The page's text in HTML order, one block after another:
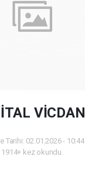
VİCDAN
Tarihi: 02.01.2026 - 10:44
1914+ kez okundu.